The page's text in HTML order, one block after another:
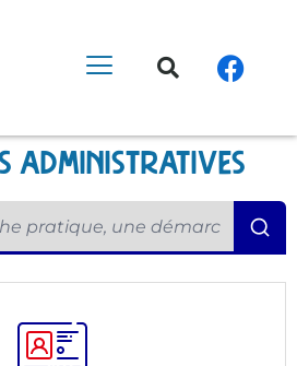
administratives